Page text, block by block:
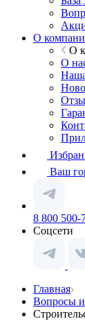
О
О
О
Ваш
8 800 500-
Соцсети
Главная
Вопросы